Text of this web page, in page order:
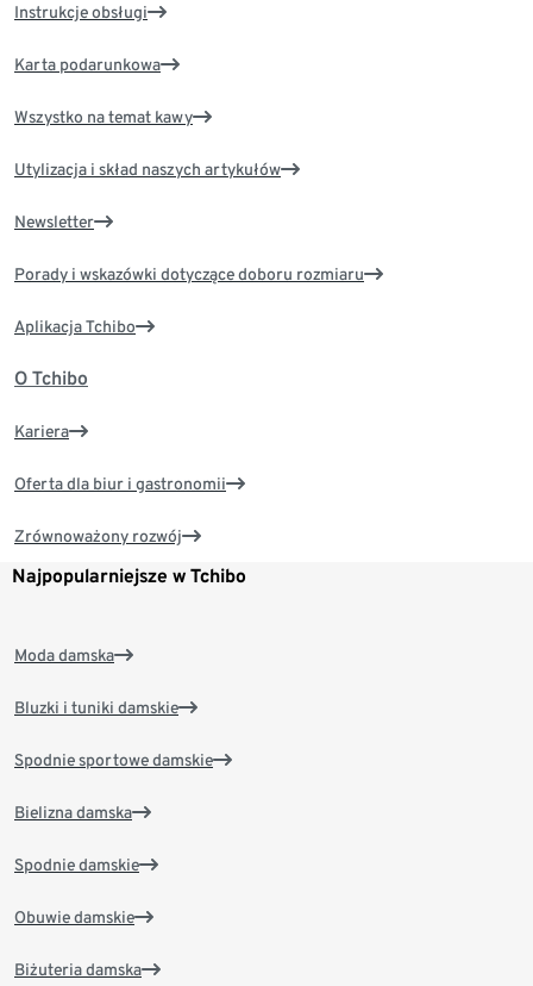
Instrukcje obsługi
Karta podarunkowa
Wszystko na temat kawy
Utylizacja i skład naszych artykułów
Newsletter
Porady i wskazówki dotyczące doboru rozmiaru
Aplikacja Tchibo
O Tchibo
Kariera
Oferta dla biur i gastronomii
Zrównoważony rozwój
Najpopularniejsze w Tchibo
Moda damska
Bluzki i tuniki damskie
Spodnie sportowe damskie
Bielizna damska
Spodnie damskie
Obuwie damskie
Biżuteria damska